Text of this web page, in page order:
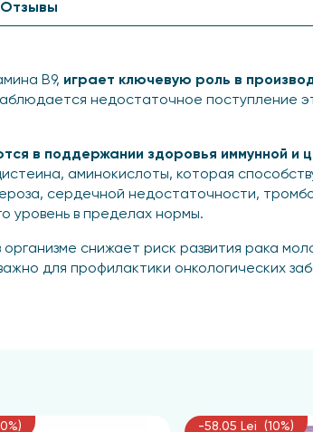
B9, играет ключевую роль в
недостаточное поступление
в поддержании здоровья иммунной и
аминокислоты, которая
сердечной недостаточности,
уровень в пределах нормы.
снижает риск развития рака
для профилактики онкологических
что способствует здоровью нервной
гликемический индекс крови и
Отзывы
-58.05 Lei (10%)